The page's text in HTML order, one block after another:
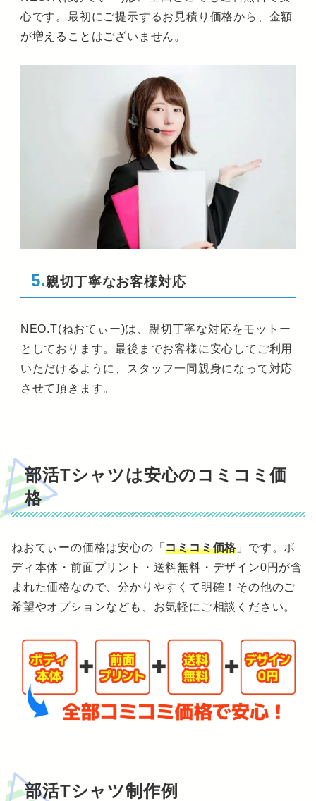
心です。最初にご提示するお見積り価格から、金額
が増えることはございません。
5.親切丁寧なお客様対応
NEO.T(ねおてぃー)は、親切丁寧な対応をモットー
としております。最後までお客様に安心してご利用
いただけるように、スタッフ一同親身になって対応
させて頂きます。
部活Tシャツは安心のコミコミ価
格
ねおてぃーの価格は安心の「コミコミ価格 」です。ボ
ディ本体・前面プリント・送料無料・デザイン0円が含
まれた価格なので、分かりやすくて明確！その他のご
希望やオプションなども、お気軽にご相談ください。
部活Tシャツ制作例